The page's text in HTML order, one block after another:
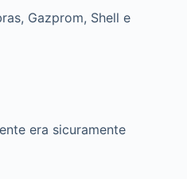
Gazprom, Shell e
era sicuramente